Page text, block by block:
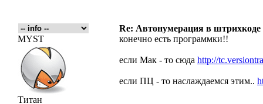
Re: Автонумерация в штрихкоде
MYST
Титан
конечно есть программки!!
если Мак - то сюда http://
если ПЦ - то наслаждаемся этим..